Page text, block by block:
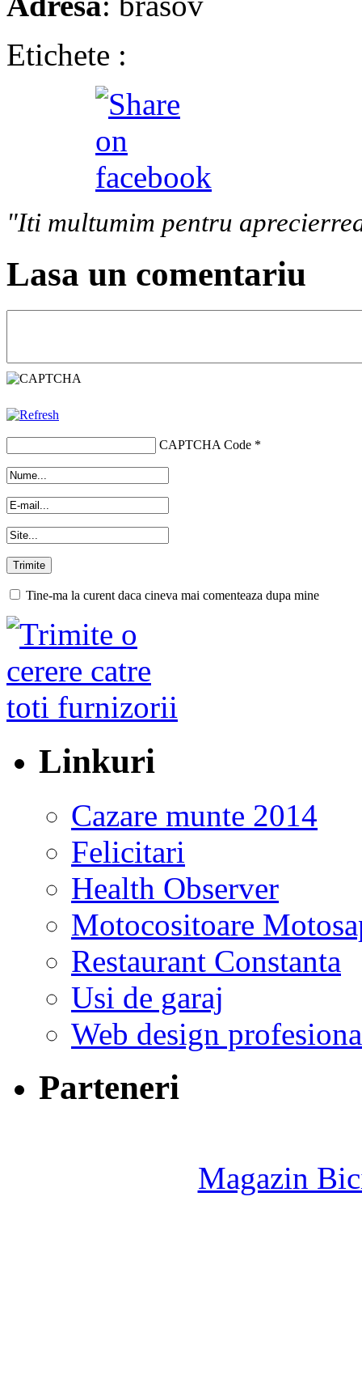
Etichete :
"Iti multumim pentru
Lasa un comentariu
CAPTCHA Code *
Tine-ma la curent daca cineva mai comenteaza dupa mine
Linkuri
Cazare munte 2014
Felicitari
Health Observer
Motocositoare
Restaurant Constanta
Usi de garaj
Web design
Parteneri
Magazin